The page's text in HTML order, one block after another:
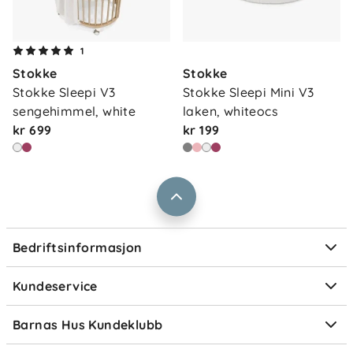
1
Stokke
Stokke Sleepi V3
sengehimmel, white
kr 699
Stokke
Stokke Sleepi Mini V3
laken, whiteocs
kr 199
Bedriftsinformasjon
Om oss
Våre butikker
Vårt samfunnsansvar
Jobbe i Barnas Hus
Størrelsesguider
Kundeservice
Kontakt oss
Frakt og levering
Retur og reklamasjon
Salgsbetingelser
Ofte stilte spørsmål
Om Klarna
Barnas Hus Kundeklubb
Medlemsvilkår